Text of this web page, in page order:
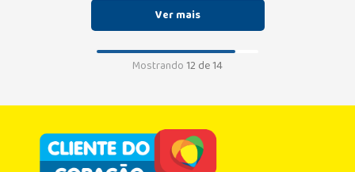
Mostrando12 de 14